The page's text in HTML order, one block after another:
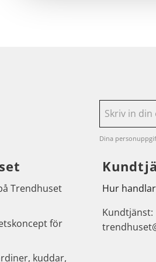
Dina
Trendhuset
för
kuddar,
Hur